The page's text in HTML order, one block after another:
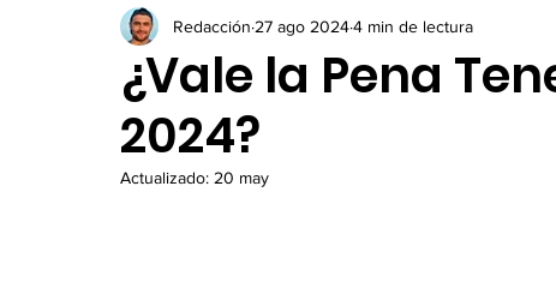
¿Vale la Pena
2024?
Redacción 27 ago 20244 min de lectura
Actualizado: 20 may